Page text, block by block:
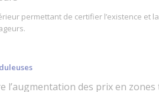
permettant de certifier l’existence et
l’augmentation des prix en zones